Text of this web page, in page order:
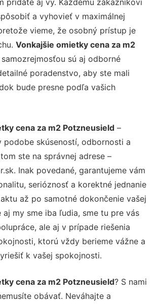
a vyhovieť v maximálnej
vieme, že osobný prístup je
Vonkajšie omietky cena za m2
samozrejmosťou sú aj odborné
poradenstvo, aby ste mali
bude presne podľa vašich
cena za m2 Potzneusield –
podobe skúseností, odbornosti a
ste na správnej adrese –
Inak povedané, garantujeme vám
serióznosť a korektné jednanie
až po samotné dokončenie vašej
aj my sme iba ľudia, sme tu pre vás
ale aj v prípade riešenia
ktorú vždy berieme vážne a
k vašej spokojnosti.
cena za m2 Potzneusield? S nami
obávať. Neváhajte a